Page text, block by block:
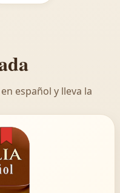
español y lleva la